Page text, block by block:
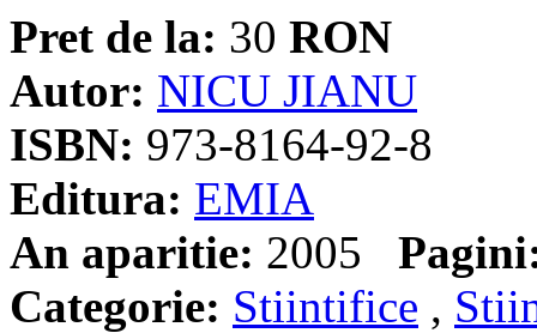
Pret de la: 30 RON
Autor: NICU JIANU
ISBN: 973-8164-92-8
Editura: EMIA
An aparitie: 2005
Categorie: Stiintifice ,